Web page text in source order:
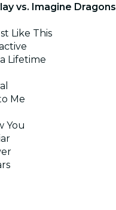
vs. Imagine Dragons
Like This
Lifetime
Me
You